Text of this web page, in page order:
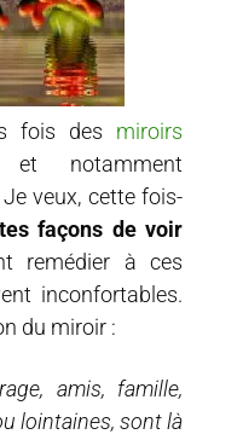
fois des miroirs
notamment
veux, cette fois-
façons de voir
remédier à ces
inconfortables.
du miroir :
amis, famille,
lointaines, sont là